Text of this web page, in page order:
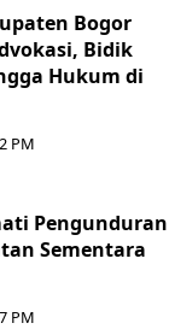
Bogor
Bidik
Hukum di
PM
Pengunduran
Sementara
PM